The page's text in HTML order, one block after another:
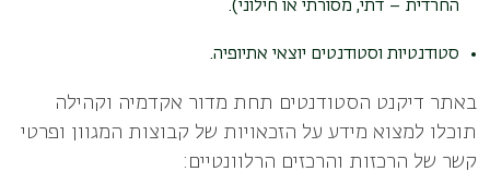
החרדית – דתי, מסורתי או חילוני).
סטודנטיות וסטודנטים יוצאי אתיופיה.
באתר דיקנט הסטודנטים תחת מדור אקדמיה וקהילה
תוכלו למצוא מידע על הזכאויות של קבוצות המגוון ופרטי
קשר של הרכזות והרכזים הרלוונטיים: